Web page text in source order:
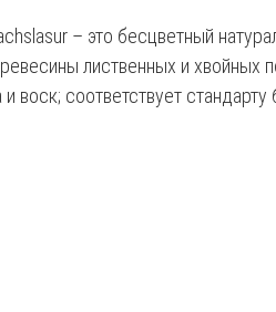
– это бесцветный
лиственных и хвойных
воск; соответствует